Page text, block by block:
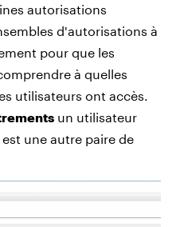
autorisations
d'autorisations à
pour que les
à quelles
utilisateurs ont accès.
un utilisateur
une autre paire de